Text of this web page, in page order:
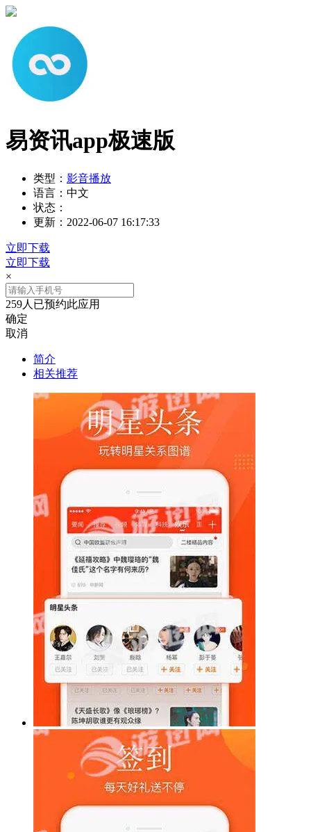
易资讯app极速版
类型： 影音播放
语言： 中文
状态：
更新： 2022-06-07 16:17:33
立即下载
立即下载
×
259人已预约此应用
确定
取消
简介
相关推荐